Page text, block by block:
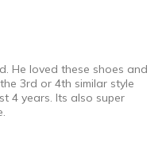
He loved these shoes and
3rd or 4th similar style
4 years. Its also super